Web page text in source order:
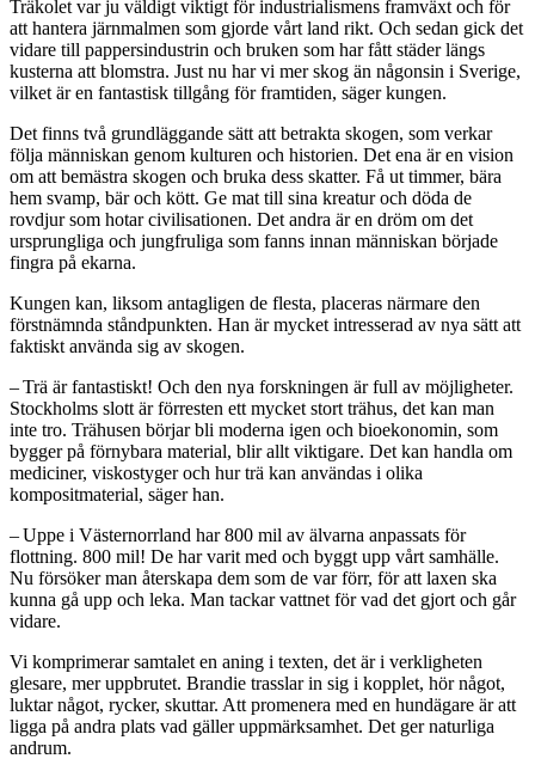
Träkolet var ju väldigt viktigt för industrialismens framväxt och för
att hantera järnmalmen som gjorde vårt land rikt. Och sedan gick det
vidare till pappersindustrin och bruken som har fått städer längs
kusterna att blomstra. Just nu har vi mer skog än någonsin i Sverige,
vilket är en fantastisk tillgång för framtiden, säger kungen.
Det finns två grundläggande sätt att betrakta skogen, som verkar
följa människan genom kulturen och historien. Det ena är en vision
om att bemästra skogen och bruka dess skatter. Få ut timmer, bära
hem svamp, bär och kött. Ge mat till sina kreatur och döda de
rovdjur som hotar civilisationen. Det andra är en dröm om det
ursprungliga och jungfruliga som fanns innan människan började
fingra på ekarna.
Kungen kan, liksom antagligen de flesta, placeras närmare den
förstnämnda ståndpunkten. Han är mycket intresserad av nya sätt att
faktiskt använda sig av skogen.
– Trä är fantastiskt! Och den nya forskningen är full av möjligheter.
Stockholms slott är förresten ett mycket stort trähus, det kan man
inte tro. Trähusen börjar bli moderna igen och bioekonomin, som
bygger på förnybara material, blir allt viktigare. Det kan handla om
mediciner, viskostyger och hur trä kan användas i olika
kompositmaterial, säger han.
– Uppe i Västernorrland har 800 mil av älvarna anpassats för
flottning. 800 mil! De har varit med och byggt upp vårt samhälle.
Nu försöker man återskapa dem som de var förr, för att laxen ska
kunna gå upp och leka. Man tackar vattnet för vad det gjort och går
vidare.
Vi komprimerar samtalet en aning i texten, det är i verkligheten
glesare, mer uppbrutet. Brandie trasslar in sig i kopplet, hör något,
luktar något, rycker, skuttar. Att promenera med en hundägare är att
ligga på andra plats vad gäller uppmärksamhet. Det ger naturliga
andrum.